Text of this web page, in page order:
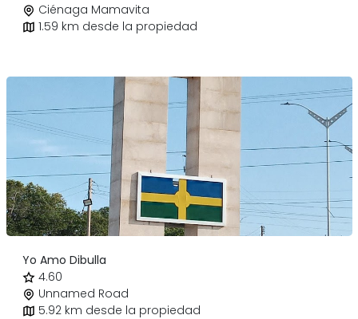
Ciénaga Mamavita
1.59 km desde la propiedad
Yo Amo Dibulla
4.60
Unnamed Road
5.92 km desde la propiedad